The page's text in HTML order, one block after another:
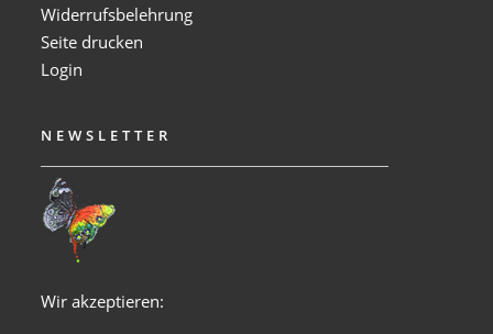
Widerrufsbelehrung
Seite drucken
Login
NEWSLETTER
Wir akzeptieren: